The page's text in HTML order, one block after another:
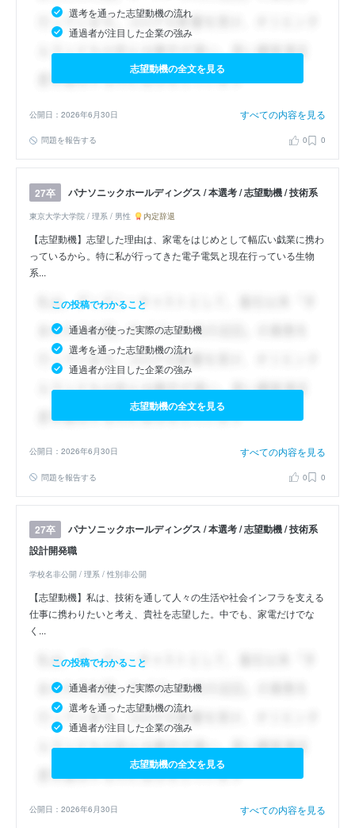
選考を通った志望動機の流れ
通過者が注目した企業の強み
志望動機の全文を見る
公開日：2026年6月30日 すべての内容を見る
問題を報告する 0 0
27卒 パナソニックホールディングス / 本選考 / 志望動機 / 技術系
東京大学大学院 / 理系 / 男性 内定辞退
【志望動機】志望した理由は、家電をはじめとして幅広い戯業に携わ
っているから。特に私が行ってきた電子電気と現在行っている生物
系...
この投稿でわかること
通過者が使った実際の志望動機
選考を通った志望動機の流れ
通過者が注目した企業の強み
志望動機の全文を見る
公開日：2026年6月30日 すべての内容を見る
問題を報告する 0 0
27卒
パナソニックホールディングス / 本選考 / 志望動機 / 技術系
設計開発職
学校名非公開 / 理系 / 性別非公開
【志望動機】私は、技術を通して人々の生活や社会インフラを支える
仕事に携わりたいと考え、貴社を志望した。中でも、家電だけでな
く...
この投稿でわかること
通過者が使った実際の志望動機
選考を通った志望動機の流れ
通過者が注目した企業の強み
志望動機の全文を見る
公開日：2026年6月30日 すべての内容を見る